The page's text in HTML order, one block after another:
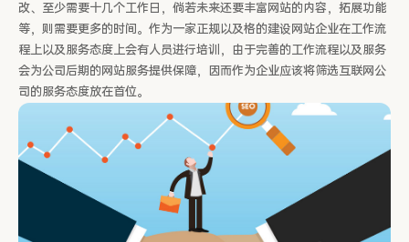
改、至少需要十几个工作日，倘若未来还要丰富网站的内容，拓展功能
等，则需要更多的时间。作为一家正规以及格的建设网站企业在工作流
程上以及服务态度上会有人员进行培训，由于完善的工作流程以及服务
会为公司后期的网站服务提供保障，因而作为企业应该将筛选互联网公
司的服务态度放在首位。